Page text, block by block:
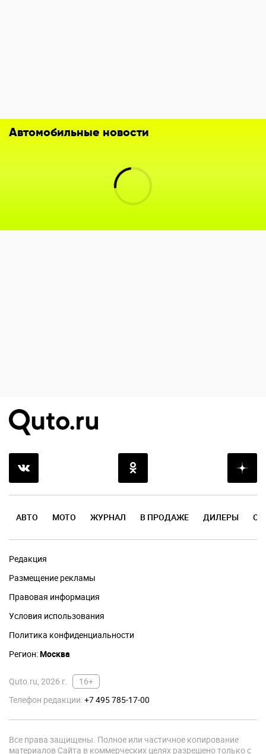
Автомобильные новости
АВТО МОТО ЖУРНАЛ В ПРОДАЖЕ ДИЛЕРЫ
Редакция
Размещение рекламы
Правовая информация
Условия использования
Политика конфиденциальности
Регион:Москва
Quto.ru, 2026 г.
16+
Телефон редакции:+7 495 785-17-00
Все права защищены. Полное или частичное копирование
материалов Сайта в коммерческих целях разрешено только с